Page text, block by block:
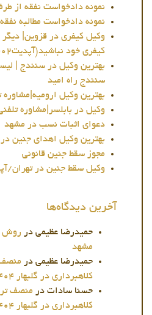
نمونه دادخواست نفقه از طرف
نمونه دادخواست مطالبه
وکیل کیفری در قزوین|
کیفری خود نباشید(آپدیت1402)
سنندج راه امید
بهترین وکیل ارومیه|مشاوره تلفنی
وکیل در بابلسر|مشاوره تلفنی 24
دعوای اثبات نسب در مشهد
بهترین وکیل اهدای جنین در
مجوز سقط جنین قانونی
وکیل سقط جنین در تهران/آپدیت
آخرین دیدگاه‌ها
حمیدرضا عظیمی در روش
مشهد
حمیدرضا عظیمی در منصف
کلاهبرداری در گلبهار 1404
حسنا سادات در منصف
کلاهبرداری در گلبهار 1404